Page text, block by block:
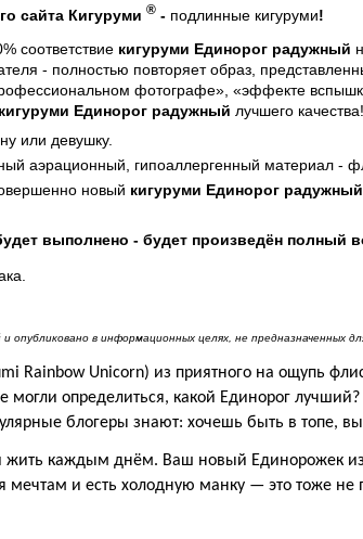
сайта Кигуруми ® - подлинные кигуруми!
соответствие кигуруми Единорог радужный
- полностью повторяет образ,
фотографе», «эффекте
Единорог радужный лучшего качества!
или девушку.
аэрационный, гипоаллергенный материал -
новый кигуруми Единорог радужный
выполнено - будет произведён полный
опубликовано в информационных целях, не предназначенных
Rainbow Unicorn) из приятного на ощупь
могли определиться, какой Единорог
блогеры знают: хочешь быть в топе,
жить каждым днём. Ваш новый Единорожек из
мечтам и есть холодную манку — это тоже